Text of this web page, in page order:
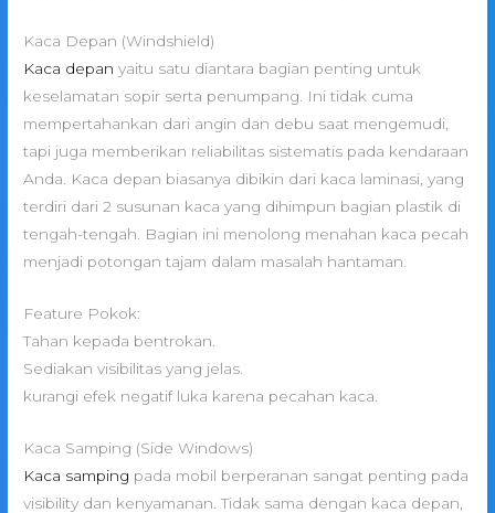
Kaca Depan (Windshield)
Kaca depan yaitu satu diantara bagian penting untuk
keselamatan sopir serta penumpang. Ini tidak cuma
mempertahankan dari angin dan debu saat mengemudi,
tapi juga memberikan reliabilitas sistematis pada kendaraan
Anda. Kaca depan biasanya dibikin dari kaca laminasi, yang
terdiri dari 2 susunan kaca yang dihimpun bagian plastik di
tengah-tengah. Bagian ini menolong menahan kaca pecah
menjadi potongan tajam dalam masalah hantaman.
Feature Pokok:
Tahan kepada bentrokan.
Sediakan visibilitas yang jelas.
kurangi efek negatif luka karena pecahan kaca.
Kaca Samping (Side Windows)
Kaca samping pada mobil berperanan sangat penting pada
visibility dan kenyamanan. Tidak sama dengan kaca depan,